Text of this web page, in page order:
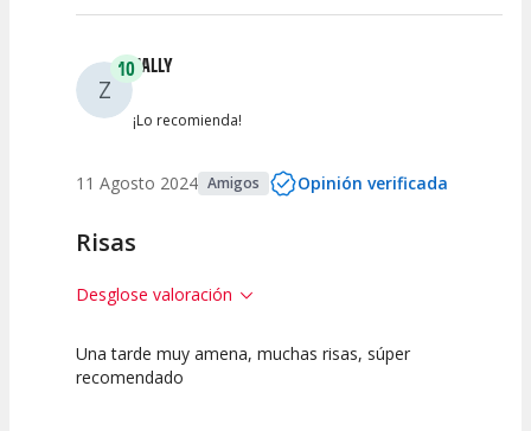
Z
10ZALLY
¡Lo recomienda!
11 Agosto 2024 Amigos Opinión verificada
Risas
Desglose valoración
10 10 10
Una tarde muy amena, muchas risas, súper
recomendado